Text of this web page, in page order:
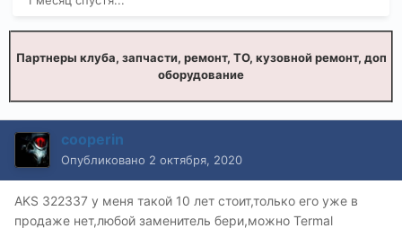
Партнеры клуба, запчасти, ремонт, ТО, кузовной ремонт, доп
оборудование
cooperin
Опубликовано 2 октября, 2020
AKS 322337 у меня такой 10 лет стоит,только его уже в
продаже нет,любой заменитель бери,можно Termal